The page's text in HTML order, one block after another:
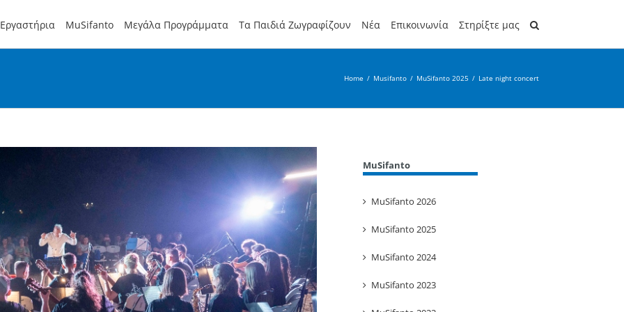
MuSifanto Μεγάλα Προγράμματα Τα Παιδιά Ζωγραφίζουν Νέα Επικοινωνία Στηρίξτε μας
Home / Musifanto / MuSifanto 2025 / Late night concert
MuSifanto
MuSifanto 2026
MuSifanto 2025
MuSifanto 2024
MuSifanto 2023